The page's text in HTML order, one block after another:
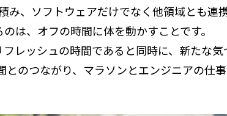
、ソフトウェアだけでなく他領域とも連
は、オフの時間に体を動かすことです。
レッシュの時間であると同時に、新たな
のつながり、マラソンとエンジニアの仕